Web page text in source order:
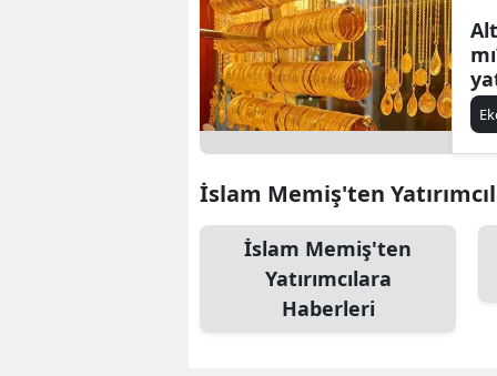
İslam Memiş'ten
İslam Memiş'ten
Yatırımcılara
Haberleri